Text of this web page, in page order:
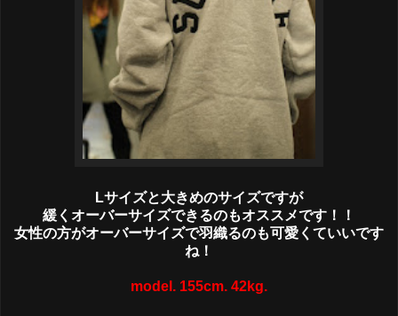
Lサイズと大きめのサイズですが
緩くオーバーサイズできるのもオススメです！！
女性の方がオーバーサイズで羽織るのも可愛くていいです
ね！
model. 155cm. 42kg.